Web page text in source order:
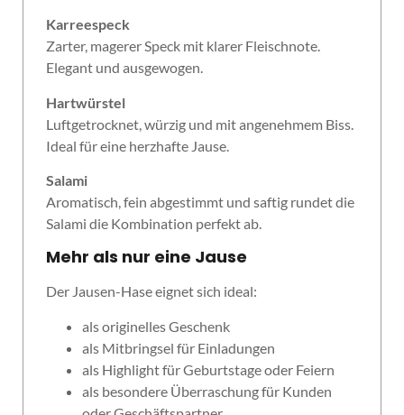
Karreespeck
Zarter, magerer Speck mit klarer Fleischnote.
Elegant und ausgewogen.
Hartwürstel
Luftgetrocknet, würzig und mit angenehmem Biss.
Ideal für eine herzhafte Jause.
Salami
Aromatisch, fein abgestimmt und saftig rundet die
Salami die Kombination perfekt ab.
Mehr als nur eine Jause
Der Jausen-Hase eignet sich ideal:
als originelles Geschenk
als Mitbringsel für Einladungen
als Highlight für Geburtstage oder Feiern
als besondere Überraschung für Kunden